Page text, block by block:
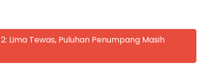
Lima Tewas, Puluhan Penumpang Masih